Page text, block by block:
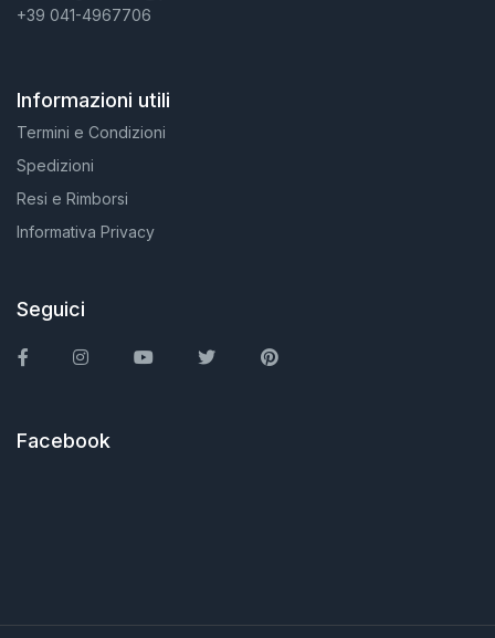
+39 041-4967706
Informazioni utili
Termini e Condizioni
Spedizioni
Resi e Rimborsi
Informativa Privacy
Seguici
FacebookInstagramYou TubeTwitter Pinterest
Facebook